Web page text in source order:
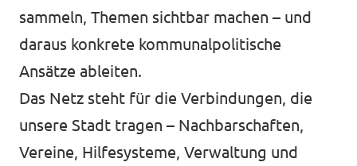
sammeln, Themen sichtbar machen – und
daraus konkrete kommunalpolitische
Ansätze ableiten.
Das Netz steht für die Verbindungen, die
unsere Stadt tragen – Nachbarschaften,
Vereine, Hilfesysteme, Verwaltung und